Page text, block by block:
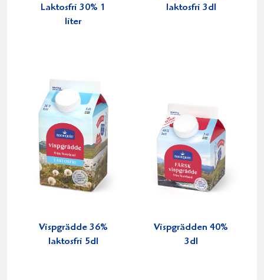
Laktosfri 30% 1
liter
laktosfri 3dl
Vispgrädde 36%
laktosfri 5dl
Vispgrädden 40%
3dl